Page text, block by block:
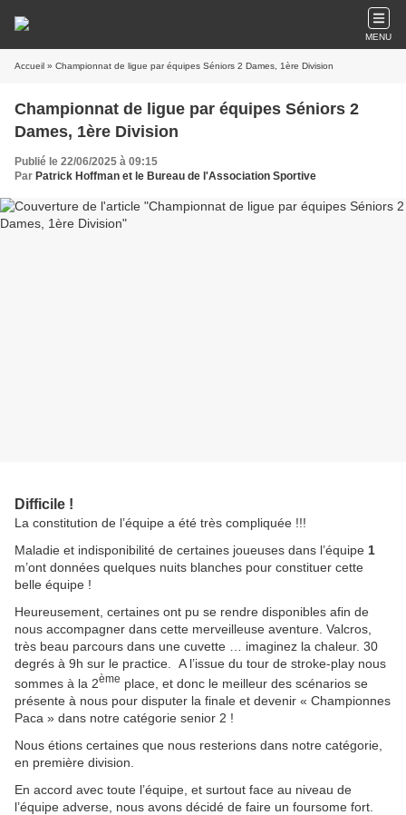
MENU
Accueil » Championnat de ligue par équipes Séniors 2 Dames, 1ère Division
Championnat de ligue par équipes Séniors 2
Dames, 1ère Division
Publié le 22/06/2025 à 09:15
Par Patrick Hoffman et le Bureau de l'Association Sportive
Difficile !
La constitution de l’équipe a été très compliquée !!!
Maladie et indisponibilité de certaines joueuses dans l’équipe 1
m’ont données quelques nuits blanches pour constituer cette
belle équipe !
Heureusement, certaines ont pu se rendre disponibles afin de
nous accompagner dans cette merveilleuse aventure. Valcros,
très beau parcours dans une cuvette … imaginez la chaleur. 30
degrés à 9h sur le practice. A l’issue du tour de stroke-play nous
sommes à la 2ème place, et donc le meilleur des scénarios se
présente à nous pour disputer la finale et devenir « Championnes
Paca » dans notre catégorie senior 2 !
Nous étions certaines que nous resterions dans notre catégorie,
en première division.
En accord avec toute l’équipe, et surtout face au niveau de
l’équipe adverse, nous avons décidé de faire un foursome fort.